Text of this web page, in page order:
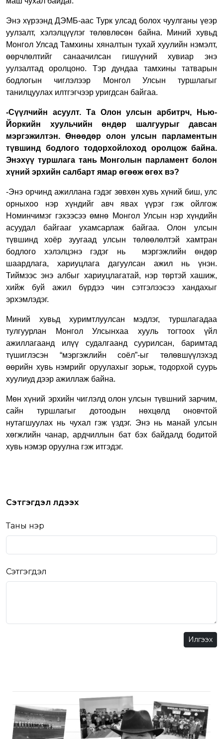
Энэ хүрээнд ДЭМБ-аас Турк улсад болох чуулганы үеэр
уулзалт, хэлэлцүүлэг төлөвлөсөн байна. Миний хувьд
Монгол Улсад Тамхины хяналтын тухай хуулийн нэмэлт,
өөрчлөлтийг санаачилсан гишүүний хувиар энэ
уулзалтад оролцоно. Тэр дундаа тамхины татварын
бодлогын чиглэлээр Монгол Улсын туршлагыг
танилцуулах илтгэгчээр уригдсан байгаа.
-Сүүлчийн асуулт. Та Олон улсын арбитрч, Нью-
Йоркийн хуульчийн өндөр шалгуурыг давсан
мэргэжилтэн. Өнөөдөр олон улсын парламентын
түвшинд бодлого тодорхойлоход оролцож байна.
Энэхүү туршлага тань Монголын парламент болон
хүний эрхийн салбарт ямар өгөөж өгөх вэ?
-Энэ орчинд ажиллана гэдэг зөвхөн хувь хүний биш, улс
орныхоо нэр хүндийг авч явах үүрэг гэж ойлгож
Номинчимэг гэхээсээ өмнө Монгол Улсын нэр хүндийн
асуудал байгааг ухамсарлаж байгаа. Олон улсын
түвшинд хоёр зуугаад улсын төлөөлөлтэй хамтран
бодлого хэлэлцэнэ гэдэг нь мэргэжлийн өндөр
шаардлага, хариуцлага дагуулсан ажил нь үнэн.
Тиймээс энэ албыг хариуцлагатай, нэр төртэй хашиж,
хийж буй ажил бүрдээ чин сэтгэлээсээ хандахыг
эрхэмлэдэг.
Миний хувьд хуримтлуулсан мэдлэг, туршлагадаа
тулгуурлан Монгол Улсынхаа хууль тогтоох үйл
ажиллагаанд илүү судалгаанд суурилсан, баримтад
түшиглэсэн “мэргэжлийн соёл”-ыг төлөвшүүлэхэд
өөрийн хувь нэмрийг оруулахыг зорьж, тодорхой суурь
хуулиуд дээр ажиллаж байна.
Мөн хүний эрхийн чиглэлд олон улсын түвшний зарчим,
сайн туршлагыг дотоодын нөхцөлд оновчтой
нутагшуулах нь чухал гэж үздэг. Энэ нь манай улсын
хөгжлийн чанар, ардчиллын бат бэх байдалд бодитой
хувь нэмэр оруулна гэж итгэдэг.
Сэтгэгдэл үлдээх
Таны нэр
Сэтгэгдэл
Илгээх